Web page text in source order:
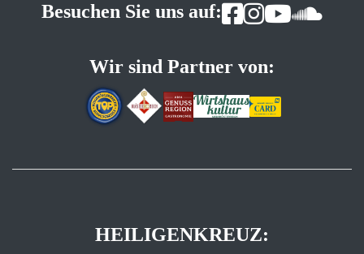
Besuchen Sie uns auf:
Wir sind Partner von:
HEILIGENKREUZ: